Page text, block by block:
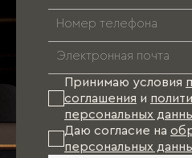
Принимаю условия
соглашения и
персональных
Даю согласие на
персональных